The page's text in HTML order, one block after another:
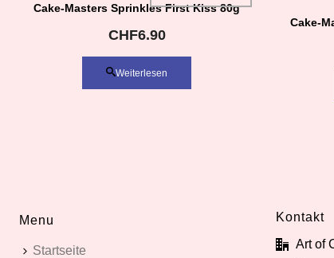
Cake-Masters Sprinkles First Kiss 80g
CHF6.90
Weiterlesen
Cake-
Menu
Startseite
Kontakt
Art of